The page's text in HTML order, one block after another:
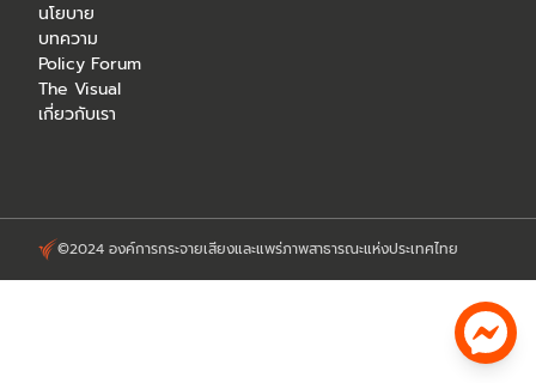
นโยบาย
บทความ
Policy Forum
The Visual
เกี่ยวกับเรา
©2024 องค์การกระจายเสียงและแพร่ภาพสาธารณะแห่งประเทศไทย